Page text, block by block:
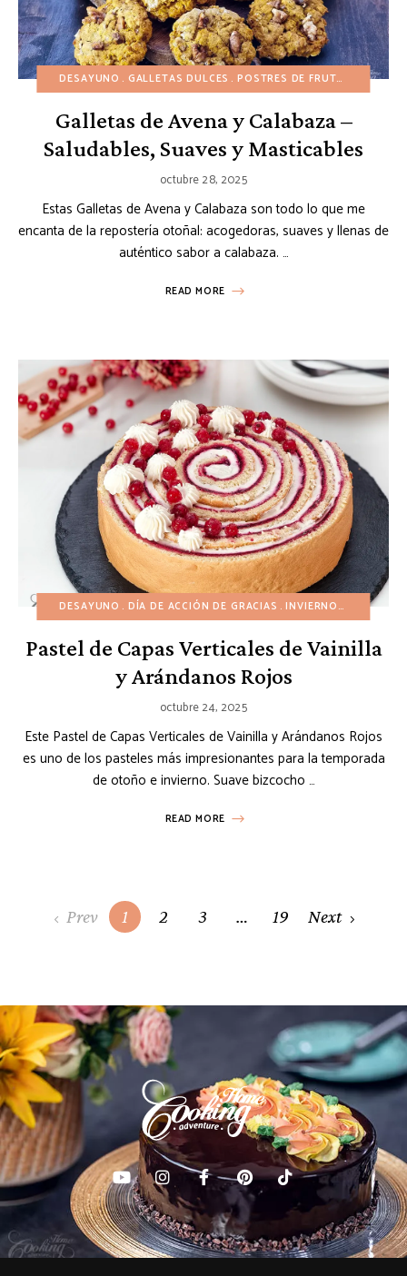
DESAYUNO GALLETAS DULCES POSTRES DE FRUTAS
Galletas de Avena y Calabaza –
Saludables, Suaves y Masticables
octubre 28, 2025
Estas Galletas de Avena y Calabaza son todo lo que me
encanta de la repostería otoñal: acogedoras, suaves y llenas de
auténtico sabor a calabaza. …
READ MORE
DESAYUNO DÍA DE ACCIÓN DE GRACIAS INVIERNO NAVIDAD
Pastel de Capas Verticales de Vainilla
y Arándanos Rojos
octubre 24, 2025
Este Pastel de Capas Verticales de Vainilla y Arándanos Rojos
es uno de los pasteles más impresionantes para la temporada
de otoño e invierno. Suave bizcocho …
READ MORE
Posts Prev 1 2 3 … 19 Next